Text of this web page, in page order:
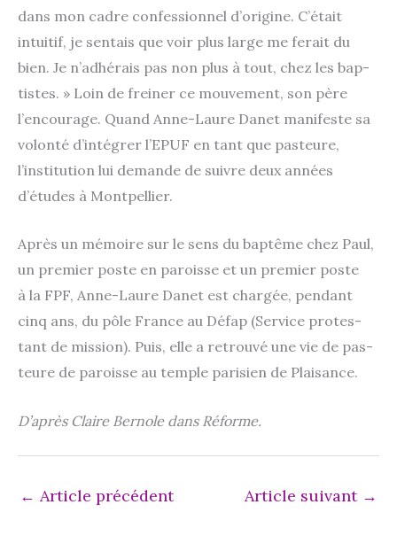
dans mon cadre confes­sion­nel d’origine. C’était
intui­tif, je sen­tais que voir plus large me ferait du
bien. Je n’adhérais pas non plus à tout, chez les bap­
tistes. » Loin de frei­ner ce mou­ve­ment, son père
l’encourage. Quand Anne-Laure Danet mani­feste sa
volon­té d’intégrer l’EPUF en tant que pas­teure,
l’institution lui demande de suivre deux années
d’études à Montpellier.
Après un mémoire sur le sens du bap­tême chez Paul,
un pre­mier poste en paroisse et un pre­mier poste
à la FPF, Anne-Laure Danet est char­gée, pen­dant
cinq ans, du pôle France au Défap (Service pro­tes­
tant de mis­sion). Puis, elle a retrou­vé une vie de pas­
teure de paroisse au temple pari­sien de Plaisance.
D’après Claire Bernole dans Réforme.
← Article précédent Article suivant →